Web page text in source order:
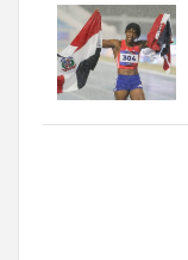
Republic.